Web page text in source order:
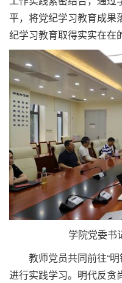
平，将党纪学习教育成果
纪学习教育取得实实在在
学院党委书
教师党员共同前往“
进行实践学习。明代反贪